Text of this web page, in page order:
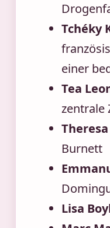
Tchéky
einer
Tea
zentrale
Burnett
Lisa